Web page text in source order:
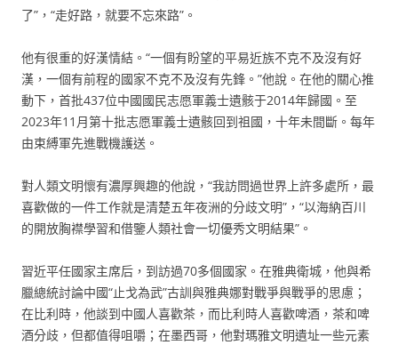
了”，“走好路，就要不忘來路”。
他有很重的好漢情結。“一個有盼望的平易近族不克不及沒有好
漢，一個有前程的國家不克不及沒有先鋒。”他說。在他的關心推
動下，首批437位中國國民志愿軍義士遺骸于2014年歸國。至
2023年11月第十批志愿軍義士遺骸回到祖國，十年未間斷。每年
由束縛軍先進戰機護送。
對人類文明懷有濃厚興趣的他說，“我訪問過世界上許多處所，最
喜歡做的一件工作就是清楚五年夜洲的分歧文明”，“以海納百川
的開放胸襟學習和借鑒人類社會一切優秀文明結果”。
習近平任國家主席后，到訪過70多個國家。在雅典衛城，他與希
臘總統討論中國“止戈為武”古訓與雅典娜對戰爭與戰爭的思慮；
在比利時，他談到中國人喜歡茶，而比利時人喜歡啤酒，茶和啤
酒分歧，但都值得咀嚼；在墨西哥，他對瑪雅文明遺址一些元素